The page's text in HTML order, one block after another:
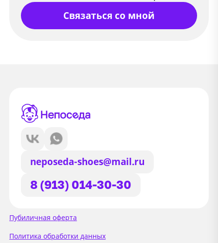
Связаться со мной
neposeda-shoes@mail.ru
8 (913) 014-30-30
Пубиличная оферта
Политика обработки данных
Сайт использует файлы Cookie
Мы используем файлы cookie и